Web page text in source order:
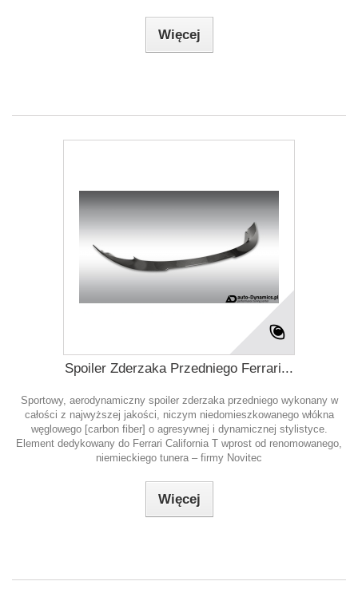
Więcej
Spoiler Zderzaka Przedniego Ferrari...
Sportowy, aerodynamiczny spoiler zderzaka przedniego wykonany w
całości z najwyższej jakości, niczym niedomieszkowanego włókna
węglowego [carbon fiber] o agresywnej i dynamicznej stylistyce.
Element dedykowany do Ferrari California T wprost od renomowanego,
niemieckiego tunera – firmy Novitec
Więcej